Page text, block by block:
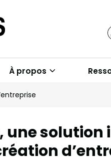
À propos
une